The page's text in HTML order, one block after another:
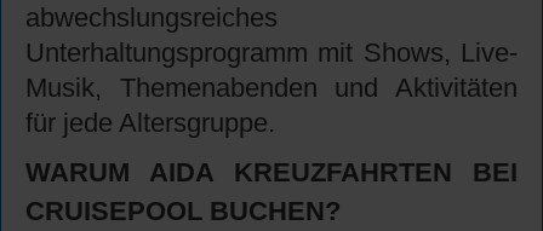
abwechslungsreiches
Unterhaltungsprogramm mit Shows, Live-
Musik, Themenabenden und Aktivitäten
für jede Altersgruppe.
WARUM AIDA KREUZFAHRTEN BEI
CRUISEPOOL BUCHEN?